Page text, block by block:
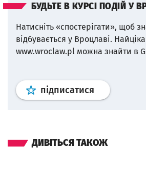
БУДЬТЕ В КУРСІ ПОДІЙ У
Натисніть «спостерігати», щоб
відбувається у Вроцлаві.
www.wroclaw.pl можна знайти в
підписатися Профіль
ДИВІТЬСЯ ТАКОЖ